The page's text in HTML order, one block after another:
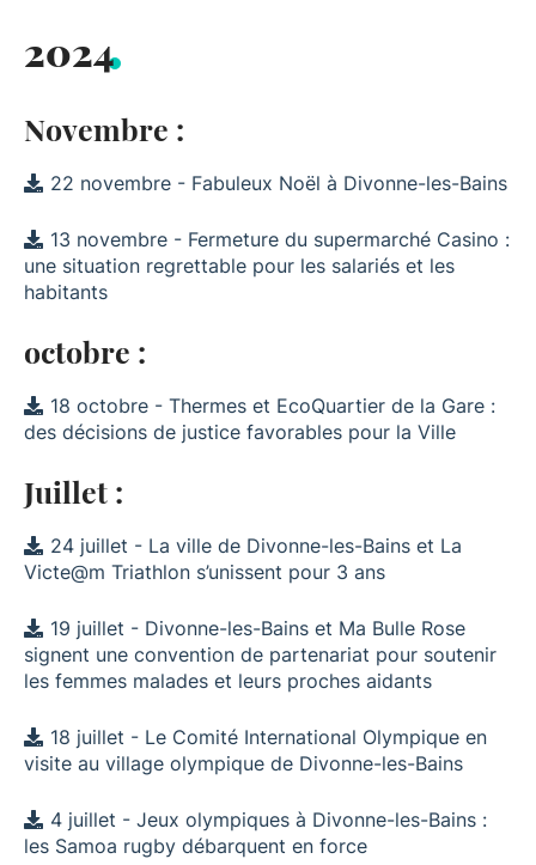
2024
Novembre :
22 novembre - Fabuleux Noël à Divonne-les-Bains
13 novembre - Fermeture du supermarché Casino :
une situation regrettable pour les salariés et les
habitants
octobre :
18 octobre - Thermes et EcoQuartier de la Gare :
des décisions de justice favorables pour la Ville
Juillet :
24 juillet - La ville de Divonne-les-Bains et La
Victe@m Triathlon s’unissent pour 3 ans
19 juillet - Divonne-les-Bains et Ma Bulle Rose
signent une convention de partenariat pour soutenir
les femmes malades et leurs proches aidants
18 juillet - Le Comité International Olympique en
visite au village olympique de Divonne-les-Bains
4 juillet - Jeux olympiques à Divonne-les-Bains :
les Samoa rugby débarquent en force